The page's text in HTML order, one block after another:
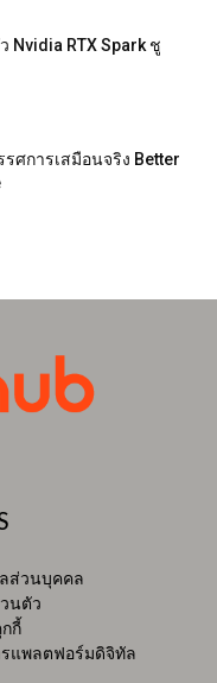
Nvidia RTX Spark ชู
ศการเสมือนจริง Better
ส่วนบุคคล
นตัว
กี้
แพลตฟอร์มดิจิทัล